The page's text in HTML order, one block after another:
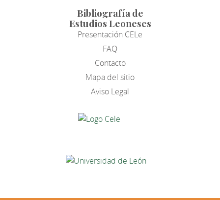
Bibliografía de
Estudios Leoneses
Presentación CELe
FAQ
Contacto
Mapa del sitio
Aviso Legal